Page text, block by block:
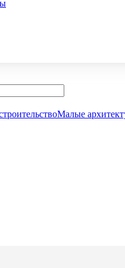
Малые